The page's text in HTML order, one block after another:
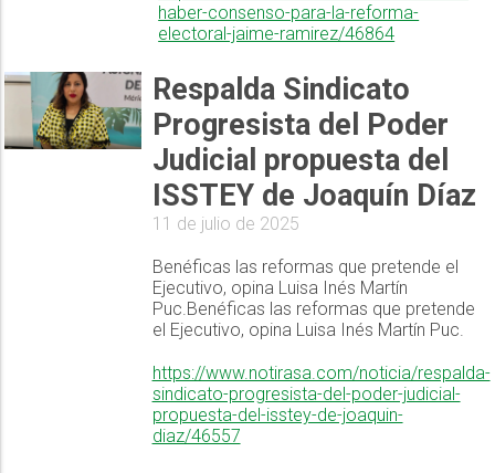
haber-consenso-para-la-reforma-
electoral-jaime-ramirez/46864
Respalda Sindicato
Progresista del Poder
Judicial propuesta del
ISSTEY de Joaquín Díaz
11 de julio de 2025
Benéficas las reformas que pretende el
Ejecutivo, opina Luisa Inés Martín
Puc.Benéficas las reformas que pretende
el Ejecutivo, opina Luisa Inés Martín Puc.
https://www.notirasa.com/noticia/respalda-
sindicato-progresista-del-poder-judicial-
propuesta-del-isstey-de-joaquin-
diaz/46557